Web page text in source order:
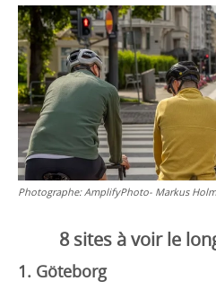
Photographe: AmplifyPhoto- Markus Holm
8 sites à voir le
1. Göteborg